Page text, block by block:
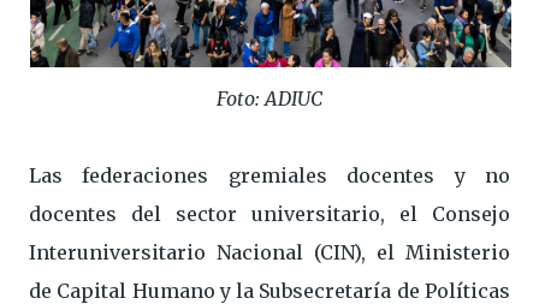
Foto: ADIUC
Las federaciones gremiales docentes y no
docentes del sector universitario, el Consejo
Interuniversitario Nacional (CIN), el Ministerio
de Capital Humano y la Subsecretaría de Políticas